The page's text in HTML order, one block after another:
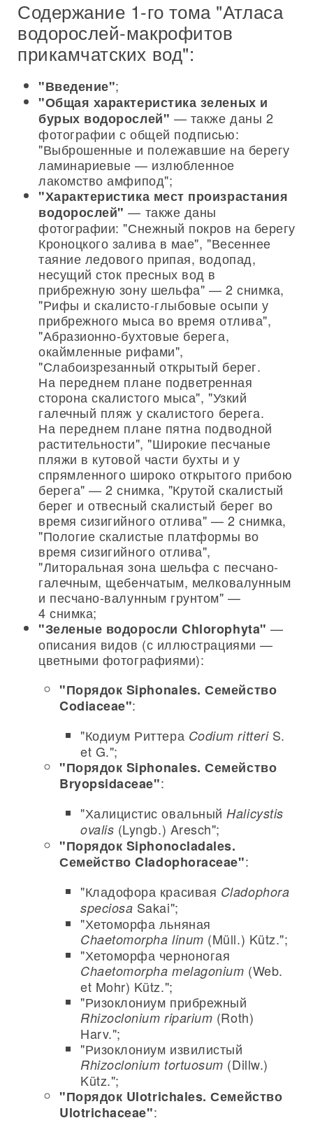
Содержание 1-го тома "Атласа
водорослей-макрофитов
прикамчатских вод":
"Введение";
"Общая характеристика зеленых и
бурых водорослей" — также даны 2
фотографии с общей подписью:
"Выброшенные и полежавшие на берегу
ламинариевые — излюбленное
лакомство амфипод";
"Характеристика мест произрастания
водорослей" — также даны
фотографии: "Снежный покров на берегу
Кроноцкого залива в мае", "Весеннее
таяние ледового припая, водопад,
несущий сток пресных вод в
прибрежную зону шельфа" — 2 снимка,
"Рифы и скалисто-глыбовые осыпи у
прибрежного мыса во время отлива",
"Абразионно-бухтовые берега,
окаймленные рифами",
"Слабоизрезанный открытый берег.
На переднем плане подветренная
сторона скалистого мыса", "Узкий
галечный пляж у скалистого берега.
На переднем плане пятна подводной
растительности", "Широкие песчаные
пляжи в кутовой части бухты и у
спрямленного широко открытого прибою
берега" — 2 снимка, "Крутой скалистый
берег и отвесный скалистый берег во
время сизигийного отлива" — 2 снимка,
"Пологие скалистые платформы во
время сизигийного отлива",
"Литоральная зона шельфа с песчано-
галечным, щебенчатым, мелковалунным
и песчано-валунным грунтом" —
4 снимка;
"Зеленые водоросли Chlorophyta" —
описания видов (с иллюстрациями —
цветными фотографиями):
"Порядок Siphonales. Семейство
Codiaceae":
"Кодиум Риттера Codium ritteriS.
et G.";
"Порядок Siphonales. Семейство
Bryopsidaceae":
"Халицистис овальный Halicystis
ovalis (Lyngb.) Aresch";
"Порядок Siphonocladales.
Семейство Cladophoraceae":
"Кладофора красивая Cladophora
speciosa Sakai";
"Хетоморфа льняная
Chaetomorpha linum (Müll.) Kütz.";
"Хетоморфа черноногая
Chaetomorpha melagonium (Web.
et Mohr) Kütz.";
"Ризоклониум прибрежный
Rhizoclonium riparium (Roth)
Harv.";
"Ризоклониум извилистый
Rhizoclonium tortuosum (Dillw.)
Kütz.";
"Порядок Ulotrichales. Семейство
Ulotrichaceae":